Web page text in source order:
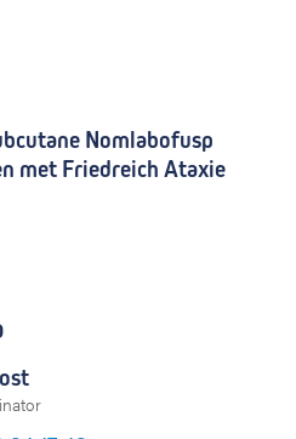
Nomlabofusp
met Friedreich Ataxie